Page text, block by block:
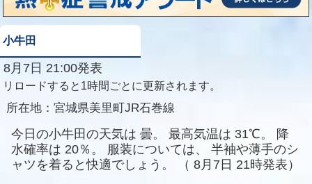
小牛田
8月7日 21:00発表
リロードすると1時間ごとに更新されます。
所在地： 宮城県美里町JR石巻線
今日の小牛田の天気は 曇。 最高気温は 31℃。
降
水確率は 20％。 服装については、
半袖や薄手のシ
ャツを着ると快適でしょう。
（ 8月7日 21時発表）